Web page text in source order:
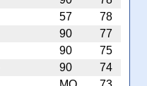
57
78
90
77
90
75
90
74